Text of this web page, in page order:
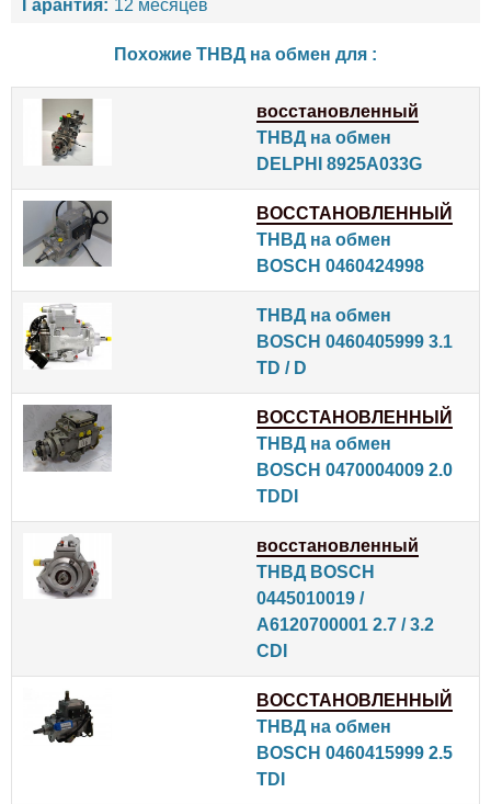
Гарантия: 12 месяцев
Похожие ТНВД на обмен для :
восстановленный
ТНВД на обмен
DELPHI 8925A033G
ВОССТАНОВЛЕННЫЙ
ТНВД на обмен
BOSCH 0460424998
ТНВД на обмен
BOSCH 0460405999 3.1
TD / D
ВОССТАНОВЛЕННЫЙ
ТНВД на обмен
BOSCH 0470004009 2.0
TDDI
восстановленный
ТНВД BOSCH
0445010019 /
A6120700001 2.7 / 3.2
CDI
ВОССТАНОВЛЕННЫЙ
ТНВД на обмен
BOSCH 0460415999 2.5
TDI